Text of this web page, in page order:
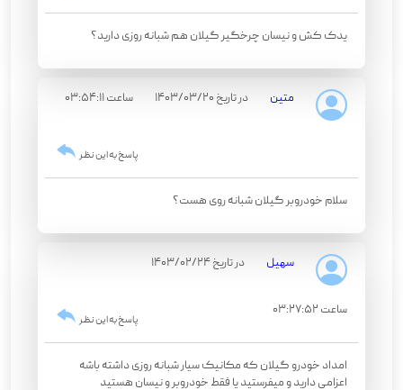
یدک کش و نیسان چرخگیر گیلان هم شبانه روزی دارید؟
متین در تاریخ 1403/03/20 ساعت 03:54:11
پاسخ به این نظر
سلام خودروبر گیلان شبانه روی هست؟
سهیل در تاریخ 1403/02/24
ساعت 03:27:52
پاسخ به این نظر
امداد خودرو گیلان که مکانیک سیار شبانه روزی داشته باشه
اعزامی دارید و میفرستید یا فقط خودروبر و نیسان هستید